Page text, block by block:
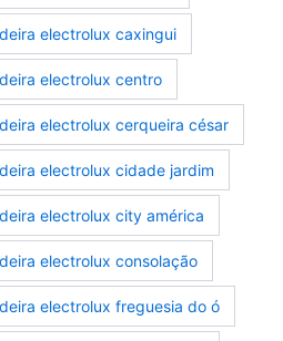
electrolux caxingui
electrolux centro
electrolux cerqueira césar
electrolux cidade jardim
electrolux city américa
electrolux consolação
electrolux freguesia do ó